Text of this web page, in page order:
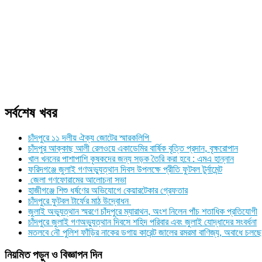
সর্বশেষ খবর
চাঁদপুরে ১১ দলীয় ঐক্য জোটের স্মারকলিপি
চাঁদপুর আক্কাছ আলী রেলওয়ে একাডেমির বার্ষিক বৃত্তি প্রদান, বৃক্ষরোপান
খাল খননের পাশাপাশি কৃষকদের জন্য সড়ক তৈরি করা হবে : এমএ হান্নান
ফরিদগঞ্জে জুলাই গণঅভ্যুত্থান দিবস উপলক্ষে প্রীতি ফুটবল টুর্নামেন্ট
জেলা গণফোরামের আলোচনা সভা
হাজীগঞ্জে শিশু ধর্ষণের অভিযোগে কেয়ারটেকার গ্রেফতার
চাঁদপুরে ফুটবল টার্ফের মাঠ উদ্বোধন
জুলাই অভ্যুত্থান স্মরণে চাঁদপুরে ম্যারাথন, অংশ নিলেন পাঁচ শতাধিক প্রতিযোগী
চাঁদপুরে জুলাই গণঅভ্যুত্থান দিবসে শহিদ পরিবার এবং জুলাই যোদ্ধাদের সংবর্ধনা
মতলবে নৌ পুলিশ ফাঁড়ির নাকের ডগায় কারেন্ট জালের রমরমা বাণিজ্য, অবাধে
নিয়মিত পড়ুন ও বিজ্ঞাপন দিন